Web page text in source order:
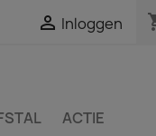
 Inloggen
ACTIE